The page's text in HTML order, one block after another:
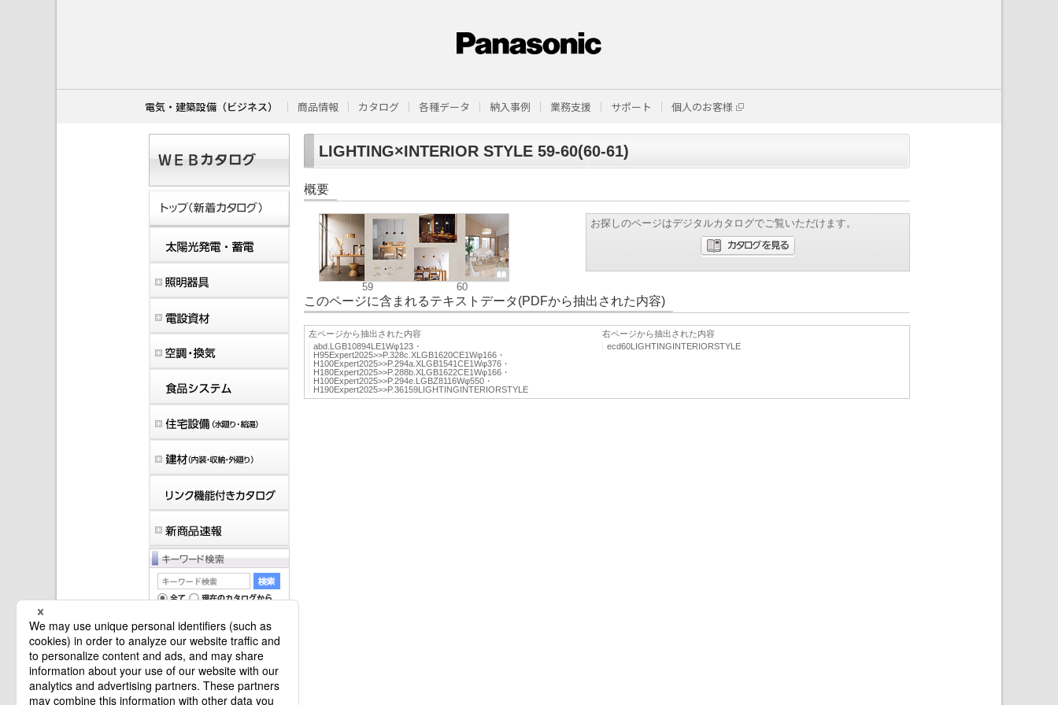
電気・建築設備（ビジネス） 商品情報 カタログ 各種データ 納入事例 業務支援 サポート 個人のお客様
LIGHTING×INTERIOR STYLE 59-60(60-61)
概要
59 60
お探しのページはデジタルカタログでご覧いただけます。
このページに含まれるテキストデータ(PDFから抽出された内容)
左ページから抽出された内容
abd.LGB10894LE1Wφ123・
H95Expert2025>>P.328c.XLGB1620CE1Wφ166・
H100Expert2025>>P.294a.XLGB1541CE1Wφ376・
H180Expert2025>>P.288b.XLGB1622CE1Wφ166・
H100Expert2025>>P.294e.LGBZ8116Wφ550・
H190Expert2025>>P.36159LIGHTINGINTERIORSTYLE
右ページから抽出された内容
ecd60LIGHTINGINTERIORSTYLE
マイバインダーは空です。